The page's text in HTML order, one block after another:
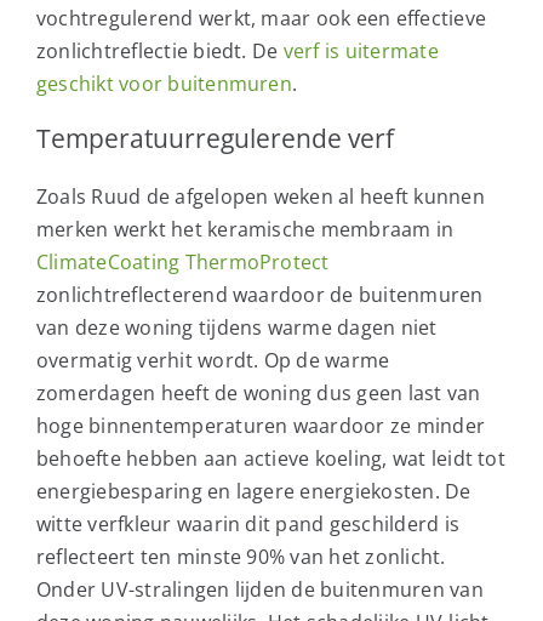
vochtregulerend werkt, maar ook een effectieve
zonlichtreflectie biedt. De verf is uitermate
geschikt voor buitenmuren.
Temperatuurregulerende verf
Zoals Ruud de afgelopen weken al heeft kunnen
merken werkt het keramische membraam in
ClimateCoating ThermoProtect
zonlichtreflecterend waardoor de buitenmuren
van deze woning tijdens warme dagen niet
overmatig verhit wordt. Op de warme
zomerdagen heeft de woning dus geen last van
hoge binnentemperaturen waardoor ze minder
behoefte hebben aan actieve koeling, wat leidt tot
energiebesparing en lagere energiekosten. De
witte verfkleur waarin dit pand geschilderd is
reflecteert ten minste 90% van het zonlicht.
Onder UV-stralingen lijden de buitenmuren van